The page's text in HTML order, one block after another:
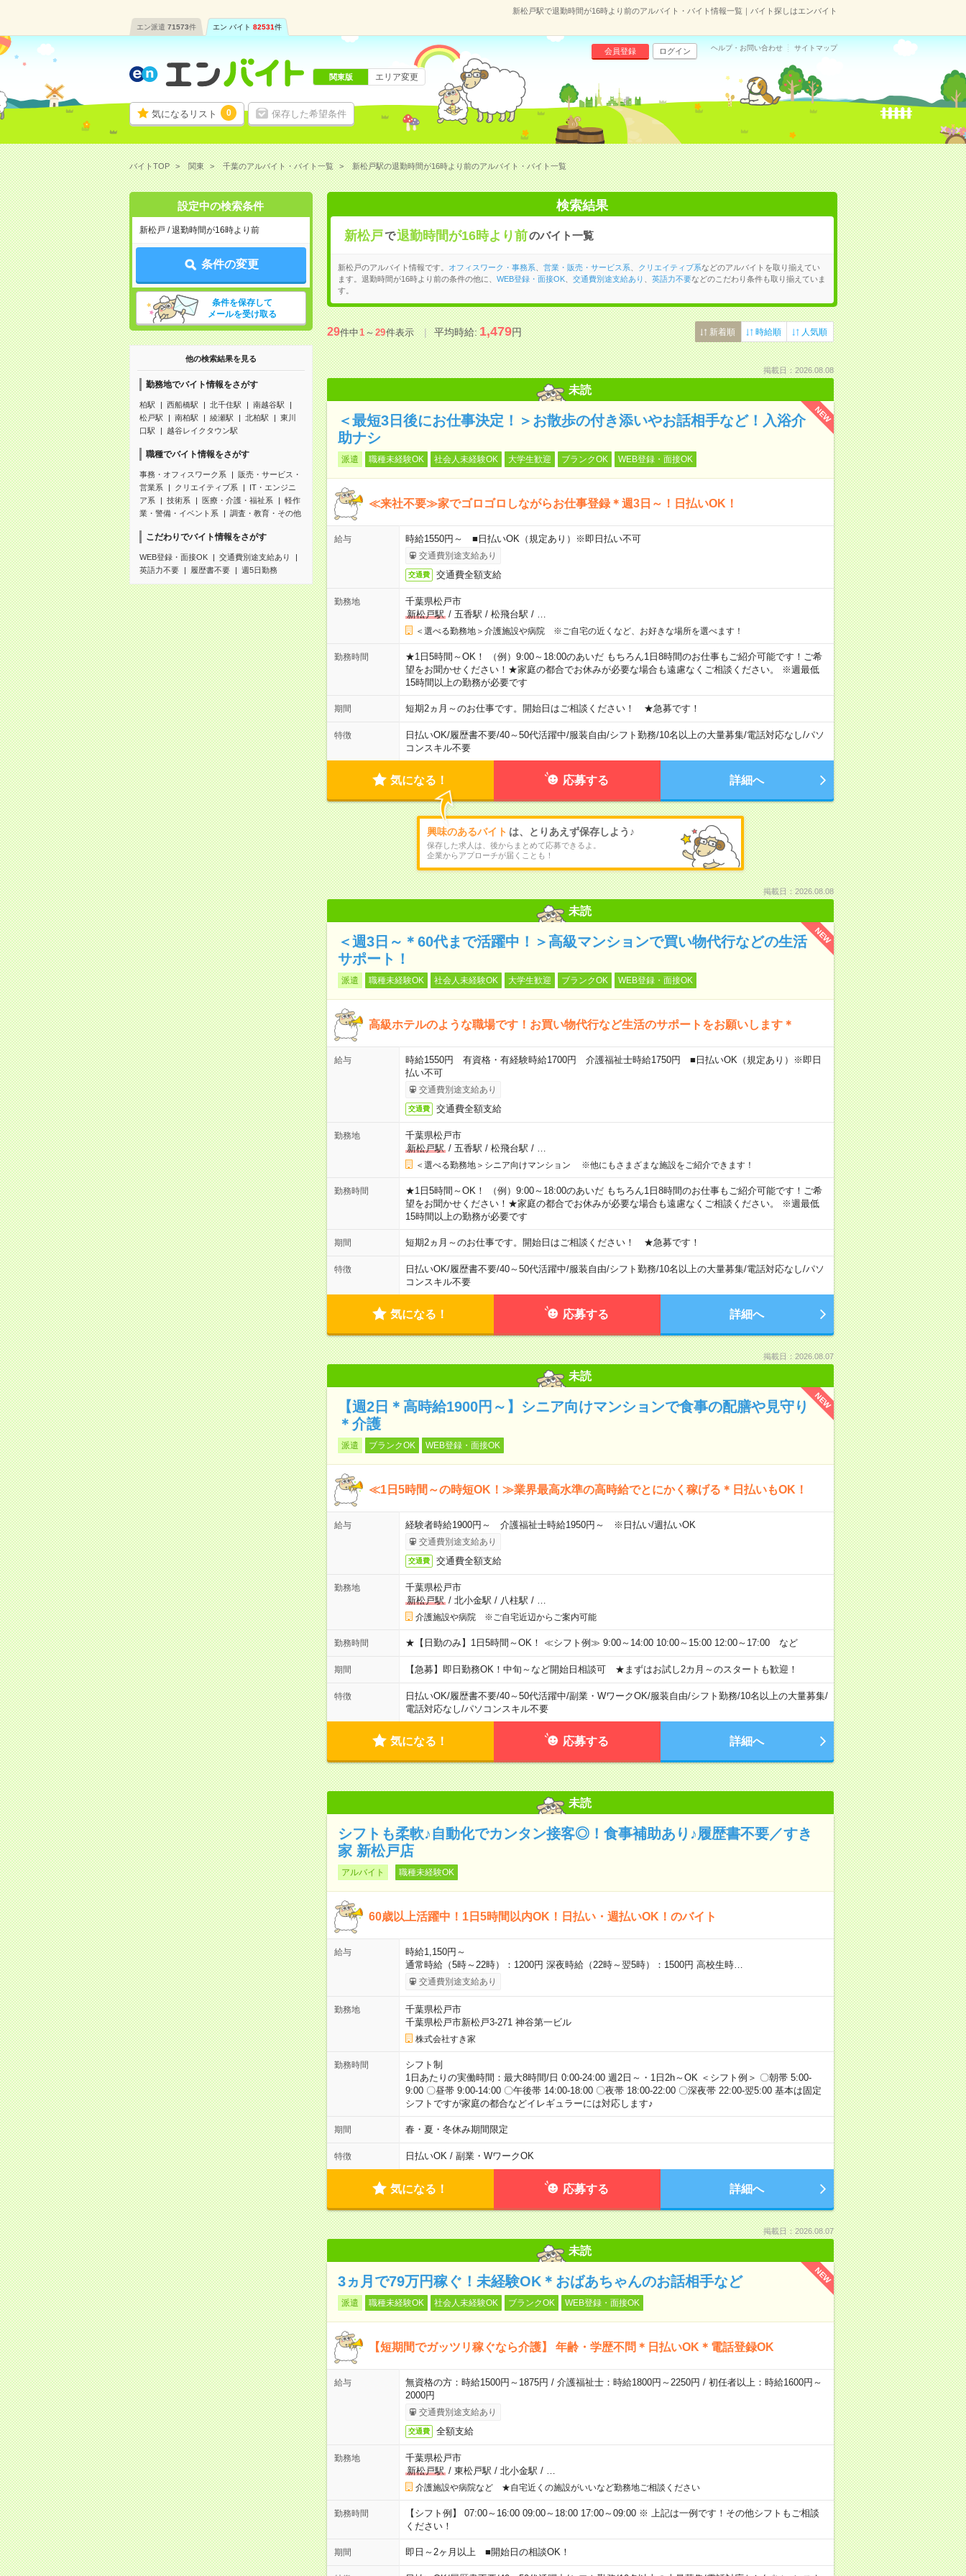
新松戸駅で退勤時間が16時より前のアルバイト・バイト情報一覧｜バイト探しはエンバイト
エン派遣 71573件 エン バイト 82531件
気になるリスト 0 保存した希望条件
会員登録 ログイン ヘルプ・お問い合わせ サイトマップ
関東版 エリア変更
バイトTOP 関東 千葉のアルバイト・バイト一覧 新松戸駅の退勤時間が16時より前のアルバイト・バイト一覧
設定中の検索条件
新松戸 / 退勤時間が16時より前
条件の変更
条件を保存して
メールを受け取る
他の検索結果を見る
勤務地でバイト情報をさがす
柏駅 西船橋駅 北千住駅
南越谷駅
松戸駅
南柏駅 綾瀬駅 北柏駅
東川
口駅
越谷レイクタウン駅
職種でバイト情報をさがす
事務・オフィスワーク系
販売・サービス・
営業系
クリエイティブ系
IT・エンジニ
ア系
技術系 医療・介護・福祉系
軽作
業・警備・イベント系
調査・教育・その他
こだわりでバイト情報をさがす
WEB登録・面接OK
交通費別途支給あり
英語力不要
履歴書不要 週5日勤務
検索結果
新松戸で退勤時間が16時より前のバイト一覧
新松戸のアルバイト情報です。 オフィスワーク・事務系 営業・販売・サービス系 クリエイティブ系などのアルバイトを取り揃えてい
ます。退勤時間が16時より前の条件の他に、 WEB登録・面接OK、 交通費別途支給あり 英語力不要などのこだわり条件も取り揃えていま
す。
29件中1～29件表示 平均時給:1,479円 新着順 時給順 人気順
掲載日：2026.08.08
未読
NEW
＜最短3日後にお仕事決定！＞お散歩の付き添いやお話相手など！入浴介
助ナシ
派遣 職種未経験OK 社会人未経験OK 大学生歓迎 ブランクOK WEB登録・面接OK
≪来社不要≫家でゴロゴロしながらお仕事登録＊週3日～！日払いOK！
給与 時給1550円～ ■日払いOK（規定あり）※即日払い不可
交通費別途支給あり
交通費 交通費全額支給
勤務地
千葉県松戸市
新松戸駅/ 五香駅 / 松飛台駅 /
＜選べる勤務地＞介護施設や病院 ※ご自宅の近くなど、お好きな場所を選べます！
勤務時間
★1日5時間～OK！ （例）9:00～18:00のあいだ もちろん1日8時間のお仕事もご紹介可能です！ご希
望をお聞かせください！★家庭の都合でお休みが必要な場合も遠慮なくご相談ください。 ※週最低
15時間以上の勤務が必要です
期間 短期2ヵ月～のお仕事です。開始日はご相談ください！ ★急募です！
特徴 日払いOK/履歴書不要/40～50代活躍中/服装自由/シフト勤務/10名以上の大量募集/電話対応なし/パソ
コンスキル不要
気になる！ 応募する 詳細へ
興味のあるバイト は、とりあえず保存しよう♪
保存した求人は、後からまとめて応募できるよ。
企業からアプローチが届くことも！
掲載日：2026.08.08
未読
NEW
＜週3日～＊60代まで活躍中！＞高級マンションで買い物代行などの生活
サポート！
派遣 職種未経験OK 社会人未経験OK 大学生歓迎 ブランクOK WEB登録・面接OK
高級ホテルのような職場です！お買い物代行など生活のサポートをお願いします＊
給与
時給1550円 有資格・有経験時給1700円 介護福祉士時給1750円 ■日払いOK（規定あり）※即日
払い不可
交通費別途支給あり
交通費 交通費全額支給
勤務地
千葉県松戸市
新松戸駅/ 五香駅 / 松飛台駅 /
＜選べる勤務地＞シニア向けマンション ※他にもさまざまな施設をご紹介できます！
勤務時間
★1日5時間～OK！ （例）9:00～18:00のあいだ もちろん1日8時間のお仕事もご紹介可能です！ご希
望をお聞かせください！★家庭の都合でお休みが必要な場合も遠慮なくご相談ください。 ※週最低
15時間以上の勤務が必要です
期間 短期2ヵ月～のお仕事です。開始日はご相談ください！ ★急募です！
特徴 日払いOK/履歴書不要/40～50代活躍中/服装自由/シフト勤務/10名以上の大量募集/電話対応なし/パソ
コンスキル不要
気になる！ 応募する 詳細へ
掲載日：2026.08.07
未読
NEW
【週2日＊高時給1900円～】シニア向けマンションで食事の配膳や見守り
＊介護
派遣 ブランクOK WEB登録・面接OK
≪1日5時間～の時短OK！≫業界最高水準の高時給でとにかく稼げる＊日払いもOK！
給与 経験者時給1900円～ 介護福祉士時給1950円～ ※日払い/週払いOK
交通費別途支給あり
交通費 交通費全額支給
勤務地
千葉県松戸市
新松戸駅/ 北小金駅 / 八柱駅 /
介護施設や病院 ※ご自宅近辺からご案内可能
勤務時間 ★【日勤のみ】1日5時間～OK！ ≪シフト例≫ 9:00～14:00 10:00～15:00 12:00～17:00 など
期間 【急募】即日勤務OK！中旬～など開始日相談可 ★まずはお試し2カ月～のスタートも歓迎！
特徴 日払いOK/履歴書不要/40～50代活躍中/副業・WワークOK/服装自由/シフト勤務/10名以上の大量募集/
電話対応なし/パソコンスキル不要
気になる！ 応募する 詳細へ
未読
シフトも柔軟♪自動化でカンタン接客◎！食事補助あり♪履歴書不要／すき
家 新松戸店
アルバイト 職種未経験OK
60歳以上活躍中！1日5時間以内OK！日払い・週払いOK！のバイト
給与
時給1,150円～
通常時給（5時～22時）：1200円 深夜時給（22時～翌5時）：1500円 高校生時…
交通費別途支給あり
勤務地
千葉県松戸市
千葉県松戸市新松戸3-271 神谷第一ビル
株式会社すき家
勤務時間
シフト制
1日あたりの実働時間：最大8時間/日 0:00-24:00 週2日～・1日2h～OK ＜シフト例＞ 〇朝帯 5:00-
9:00 〇昼帯 9:00-14:00 〇午後帯 14:00-18:00 〇夜帯 18:00-22:00 〇深夜帯 22:00-翌5:00 基本は固定
シフトですが家庭の都合などイレギュラーには対応します♪
期間 春・夏・冬休み期間限定
特徴 日払いOK / 副業・WワークOK
気になる！ 応募する 詳細へ
掲載日：2026.08.07
未読
NEW
3ヵ月で79万円稼ぐ！未経験OK＊おばあちゃんのお話相手など
派遣 職種未経験OK 社会人未経験OK ブランクOK WEB登録・面接OK
【短期間でガッツリ稼ぐなら介護】 年齢・学歴不問＊日払いOK＊電話登録OK
給与
無資格の方：時給1500円～1875円 / 介護福祉士：時給1800円～2250円 / 初任者以上：時給1600円～
2000円
交通費別途支給あり
交通費 全額支給
勤務地
千葉県松戸市
新松戸駅/ 東松戸駅 / 北小金駅 /
介護施設や病院など ★自宅近くの施設がいいなど勤務地ご相談ください
勤務時間
【シフト例】 07:00～16:00 09:00～18:00 17:00～09:00 ※ 上記は一例です！その他シフトもご相談
ください！
期間 即日～2ヶ月以上 ■開始日の相談OK！